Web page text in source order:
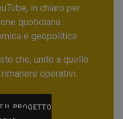
in chiaro per
quotidiana
e geopolitica.
che, unito a quello
operativi.
IL PROGETTO